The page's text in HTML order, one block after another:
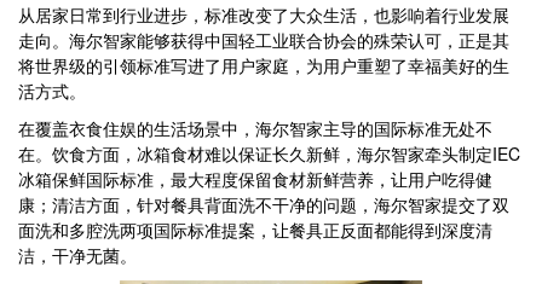
从居家日常到行业进步，标准改变了大众生活，也影响着行业发展
走向。海尔智家能够获得中国轻工业联合协会的殊荣认可，正是其
将世界级的引领标准写进了用户家庭，为用户重塑了幸福美好的生
活方式。
在覆盖衣食住娱的生活场景中，海尔智家主导的国际标准无处不
在。饮食方面，冰箱食材难以保证长久新鲜，海尔智家牵头制定IEC
冰箱保鲜国际标准，最大程度保留食材新鲜营养，让用户吃得健
康；清洁方面，针对餐具背面洗不干净的问题，海尔智家提交了双
面洗和多腔洗两项国际标准提案，让餐具正反面都能得到深度清
洁，干净无菌。